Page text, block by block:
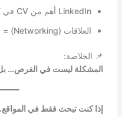
LinkedIn أهم من CV في كثير من الحالات
العلاقات (Networking) = نصف النجاح
📌 الخلاصة:
المشكلة ليست في الفرص…
إذا كنت تبحث فقط في